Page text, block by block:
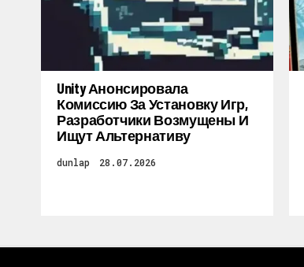
Unity Анонсировала
Комиссию За Установку Игр,
Разработчики Возмущены И
Ищут Альтернативу
dunlap 28.07.2026